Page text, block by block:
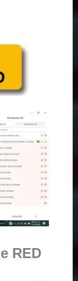
RED